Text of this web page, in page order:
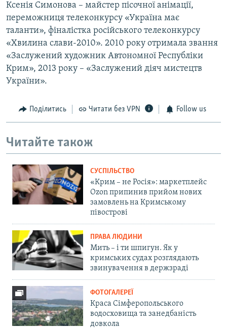
Ксенія Симонова – майстер пісочної анімації,
переможниця телеконкурсу «Україна має
таланти», фіналістка російського телеконкурсу
«Хвилина слави-2010». 2010 року отримала звання
«Заслужений художник Автономної Республіки
Крим», 2013 року – «Заслужений діяч мистецтв
України».
Поділитись Читати без VPN Follow us
Читайте також
СУСПІЛЬСТВО
«Крим – не Росія»: маркетплейс
Ozon припинив прийом нових
замовлень на Кримському
півострові
ПРАВА ЛЮДИНИ
Мить – і ти шпигун. Як у
кримських судах розглядають
звинувачення в держзраді
ФОТОГАЛЕРЕЇ
Краса Сімферопольського
водосховища та занедбаність
довкола